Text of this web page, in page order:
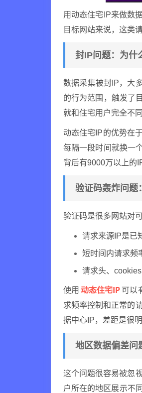
用动态住宅IP来做数
目标网站来说，这类
封IP问题：为什
数据采集被封IP，大
的行为范围，触发了
就和住宅用户完全不
动态住宅IP的优势在
每隔一段时间就换一
背后有9000万以上的
验证码轰炸问题
验证码是很多网站对
请求来源IP是已
短时间内请求频
请求头、
使用 动态住宅IP 可以
求频率控制和正常的
据中心IP，差距是很明
地区数据偏差问
这个问题很容易被忽
户所在的地区展示不